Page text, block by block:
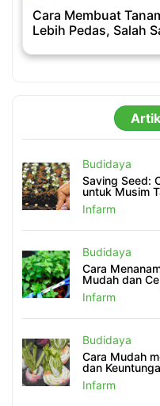
Cara Membuat
Lebih Pedas, Salah
Budidaya
Saving Seed:
untuk Musim
Infarm
Budidaya
Cara
Mudah dan
Infarm
Budidaya
Cara Mudah
dan
Infarm